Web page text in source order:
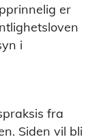
er
i
fra
Siden vil bli